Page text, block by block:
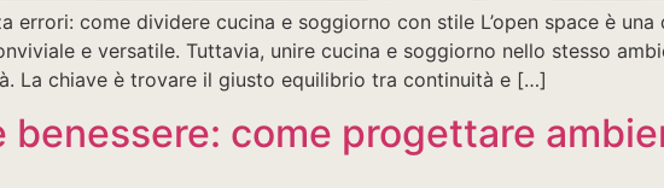
errori: come dividere cucina e soggiorno con stile L’open space è una
e versatile. Tuttavia, unire cucina e soggiorno nello stesso
La chiave è trovare il giusto equilibrio tra continuità e […]
benessere: come progettare